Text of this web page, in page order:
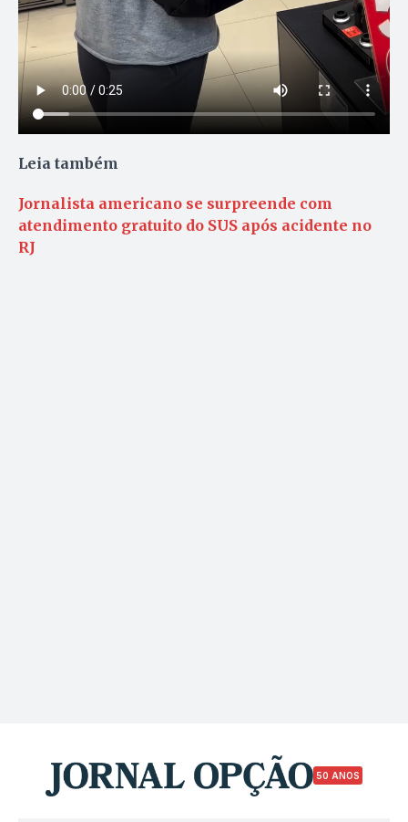
Leia também
Jornalista americano se surpreende com
atendimento gratuito do SUS após acidente no
RJ
50 ANOS